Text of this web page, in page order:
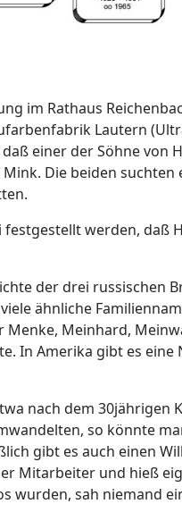
im Rathaus
Lautern
einer der Söhne von
Die beiden
werden, daß
der drei russischen
ähnliche
Meinhard,
In Amerika gibt es
nach dem 30jährigen
so könnte
gibt es auch einen
Mitarbeiter und hieß
wurden, sah niemand